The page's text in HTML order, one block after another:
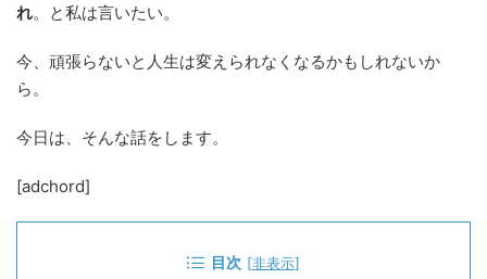
れ。と私は言いたい。
今、頑張らないと人生は変えられなくなるかもしれないか
ら。
今日は、そんな話をします。
[adchord]
目次 [非表示]